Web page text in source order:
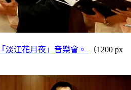
淡江花月夜」音樂會。
（1200 px